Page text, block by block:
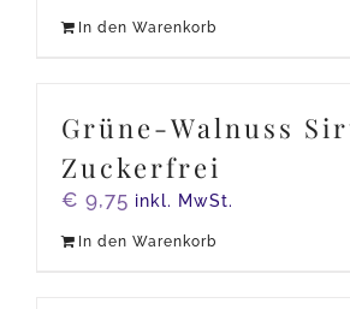
In den Warenkorb
Grüne-Walnuss
Zuckerfrei
€ 9,75 inkl. MwSt.
In den Warenkorb